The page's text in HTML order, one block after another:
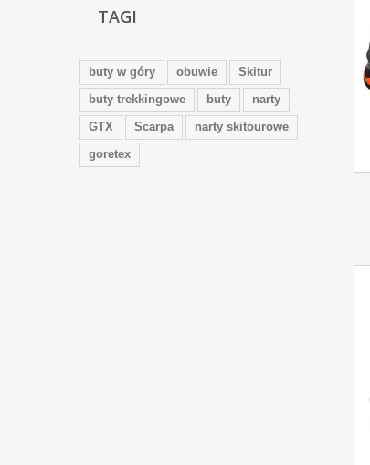
TAGI
buty w góry obuwie
Skitur
buty trekkingowe
buty
narty
GTX
Scarpa
narty skitourowe
goretex